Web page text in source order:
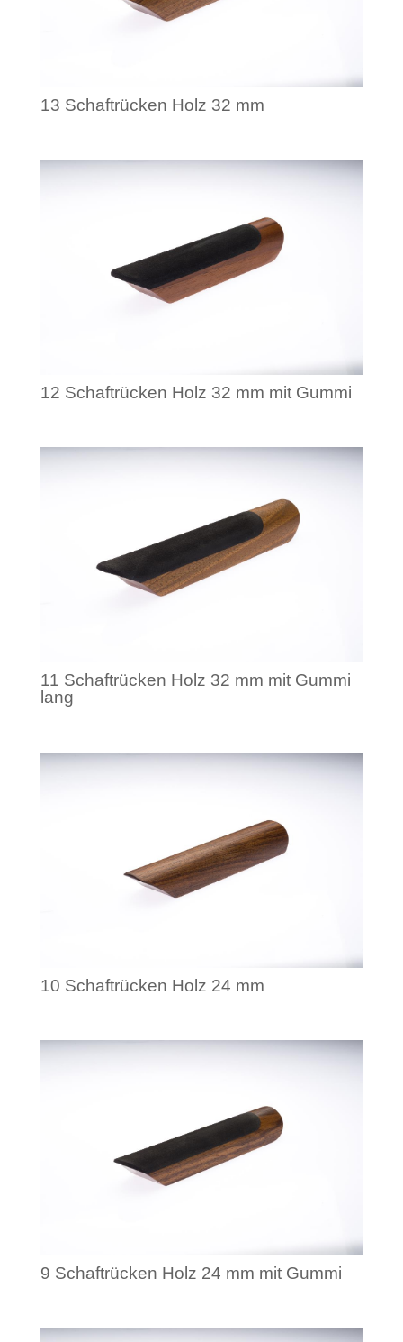
13 Schaftrücken Holz 32 mm
12 Schaftrücken Holz 32 mm mit Gummi
11 Schaftrücken Holz 32 mm mit Gummi
lang
10 Schaftrücken Holz 24 mm
9 Schaftrücken Holz 24 mm mit Gummi